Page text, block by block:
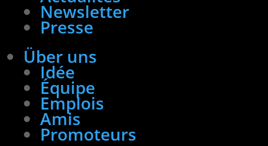
Newsletter
Presse
Über uns
Idée
Équipe
Emplois
Amis
Promoteurs